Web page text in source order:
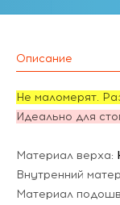
Описание
Не маломерят.
Идеально для
Материал верха:
Внутренний
Материал